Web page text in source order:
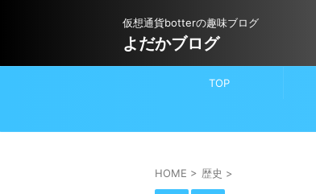
仮想通貨botterの趣味ブログ
よだかブログ
TOP
HOME > 歴史 >